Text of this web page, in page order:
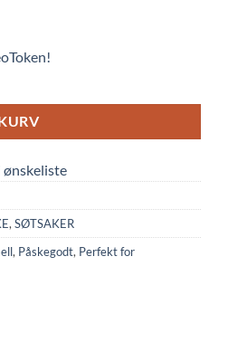
ønskeliste
, SØTSAKER
, Påskegodt, Perfekt for